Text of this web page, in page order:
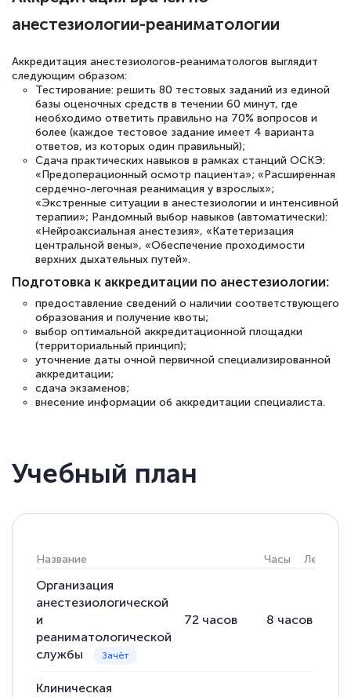
анестезиологии-реаниматологии
Аккредитация анестезиологов-реаниматологов выглядит
следующим образом:
Тестирование: решить 80 тестовых заданий из единой
базы оценочных средств в течении 60 минут, где
необходимо ответить правильно на 70% вопросов и
более (каждое тестовое задание имеет 4 варианта
ответов, из которых один правильный);
Сдача практических навыков в рамках станций ОСКЭ:
«Предоперационный осмотр пациента»; «Расширенная
сердечно-легочная реанимация у взрослых»;
«Экстренные ситуации в анестезиологии и интенсивной
терапии»; Рандомный выбор навыков (автоматически):
«Нейроаксиальная анестезия», «Катетеризация
центральной вены», «Обеспечение проходимости
верхних дыхательных путей».
Подготовка к аккредитации по анестезиологии:
предоставление сведений о наличии соответствующего
образования и получение квоты;
выбор оптимальной аккредитационной площадки
(территориальный принцип);
уточнение даты очной первичной специализированной
аккредитации;
сдача экзаменов;
внесение информации об аккредитации специалиста.
Учебный план
Название Часы Лекции
Организация
анестезиологической
и
реаниматологической
службы
72 часов 8 часов
Клиническая